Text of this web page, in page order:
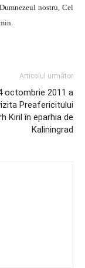
nostru, Cel
Articolul următor
octombrie 2011 a
Preafericitului
Kiril în eparhia de
Kaliningrad